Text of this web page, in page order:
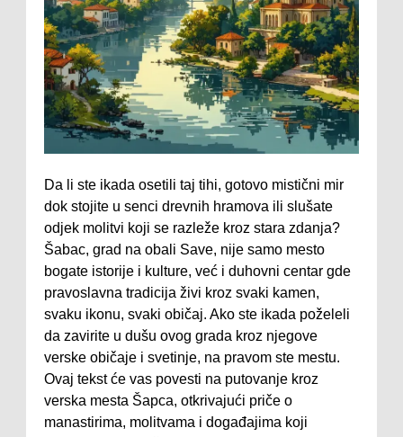
Da li ste ikada osetili taj tihi, gotovo mistični mir
dok stojite u senci drevnih hramova ili slušate
odjek molitvi koji se razleže kroz stara zdanja?
Šabac, grad na obali Save, nije samo mesto
bogate istorije i kulture, već i duhovni centar gde
pravoslavna tradicija živi kroz svaki kamen,
svaku ikonu, svaki običaj. Ako ste ikada poželeli
da zavirite u dušu ovog grada kroz njegove
verske običaje i svetinje, na pravom ste mestu.
Ovaj tekst će vas povesti na putovanje kroz
verska mesta Šapca, otkrivajući priče o
manastirima, molitvama i događajima koji